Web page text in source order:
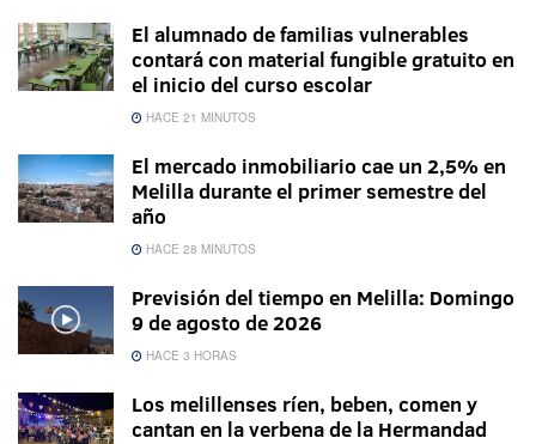
El alumnado de familias vulnerables
contará con material fungible gratuito en
el inicio del curso escolar
HACE 21 MINUTOS
El mercado inmobiliario cae un 2,5% en
Melilla durante el primer semestre del
año
HACE 28 MINUTOS
Previsión del tiempo en Melilla: Domingo
9 de agosto de 2026
HACE 3 HORAS
Los melillenses ríen, beben, comen y
cantan en la verbena de la Hermandad